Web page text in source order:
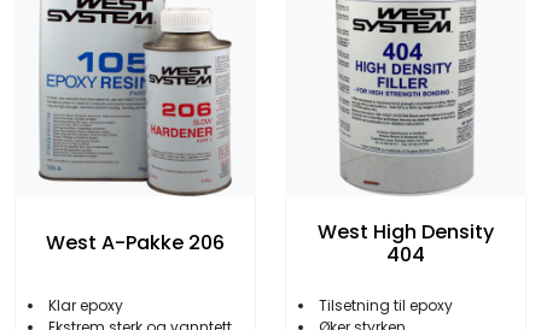
West A-Pakke 206
Klar epoxy
West High Density
404
Tilsetning til epoxy